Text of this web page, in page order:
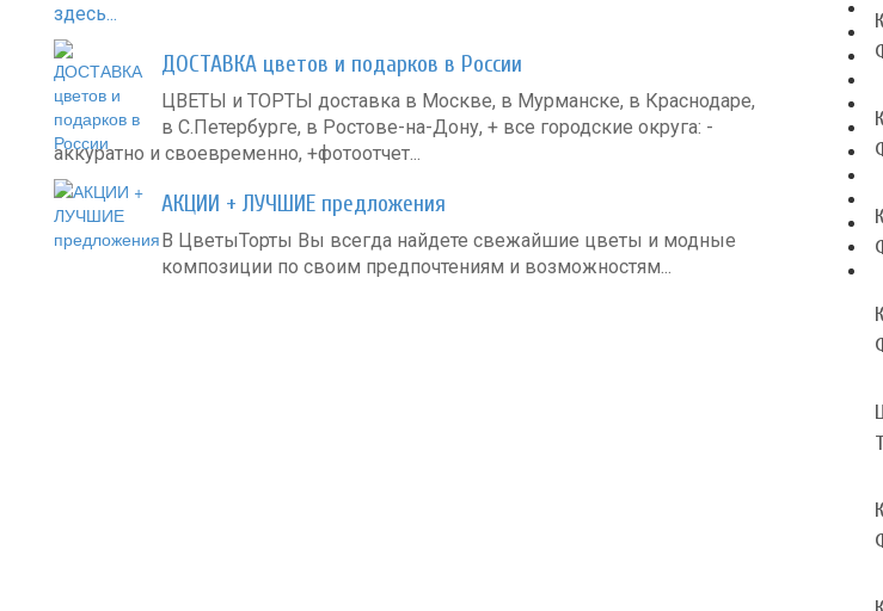
здесь...
ДОСТАВКА цветов и подарков в России
ЦВЕТЫ и ТОРТЫ доставка в Москве, в Мурманске, в Краснодаре,
в С.Петербурге, в Ростове-на-Дону, + все городские округа: -
аккуратно и своевременно, +фотоотчет...
АКЦИИ + ЛУЧШИЕ предложения
В ЦветыТорты Вы всегда найдете свежайшие цветы и модные
композиции по своим предпочтениям и возможностям...